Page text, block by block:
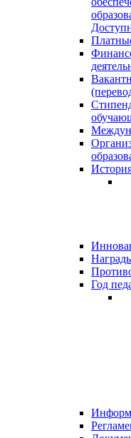
Год